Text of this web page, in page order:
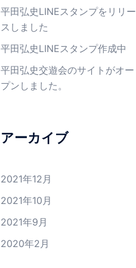
平田弘史LINEスタンプをリリー
スしました
平田弘史LINEスタンプ作成中
平田弘史交遊会のサイトがオー
プンしました。
アーカイブ
2021年12月
2021年10月
2021年9月
2020年2月